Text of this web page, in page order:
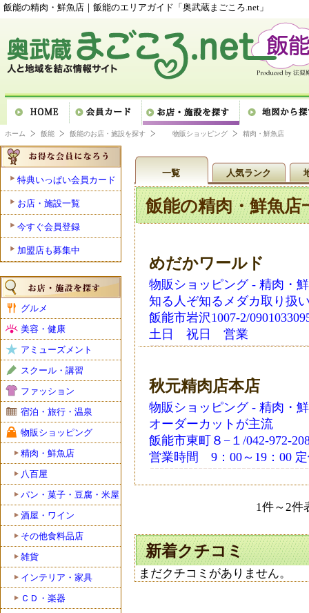
飯能の精肉・鮮魚店｜飯能のエリアガイド「奥武蔵まごころ.net」
ホーム 飯能 飯能のお店・施設を探す 物販ショッピング 精肉・鮮魚店
特典いっぱい会員カード
お店・施設一覧
今すぐ会員登録
加盟店も募集中
グルメ
美容・健康
アミューズメント
スクール・講習
ファッション
宿泊・旅行・温泉
物販ショッピング
精肉・鮮魚店
八百屋
パン・菓子・豆腐・米屋
酒屋・ワイン
その他食料品店
雑貨
インテリア・家具
ＣＤ・楽器
一覧 人気ランク
飯能の精肉・鮮魚店
めだかワールド
物販ショッピング - 精肉・
知る人ぞ知るメダカ取り扱
飯能市岩沢1007-2/
土日 祝日 営業
秋元精肉店本店
物販ショッピング - 精肉・
オーダーカットが主流
飯能市東町８−１/042-972-
営業時間 9：00～19：00
1件～2件
新着クチコミ
まだクチコミがありません。